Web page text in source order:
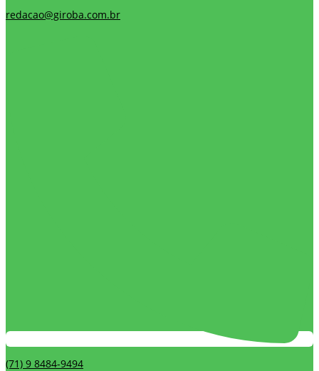
redacao@giroba.com.br
(71) 9 8484-9494